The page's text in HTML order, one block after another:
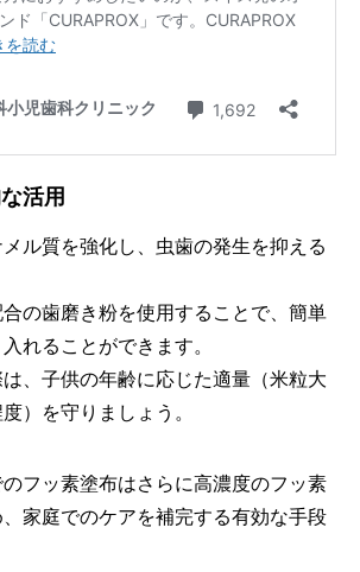
活用
ル質を強化し、虫歯の発生を抑える
の歯磨き粉を使用することで、簡単
れることができます。
、子供の年齢に応じた適量（米粒大
）を守りましょう。
フッ素塗布はさらに高濃度のフッ素
家庭でのケアを補完する有効な手段